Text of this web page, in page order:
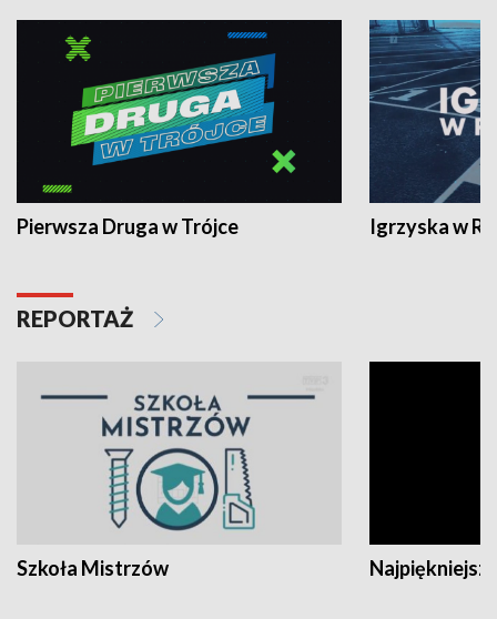
Pierwsza Druga w Trójce Igrzyska w
REPORTAŻ
Szkoła Mistrzów